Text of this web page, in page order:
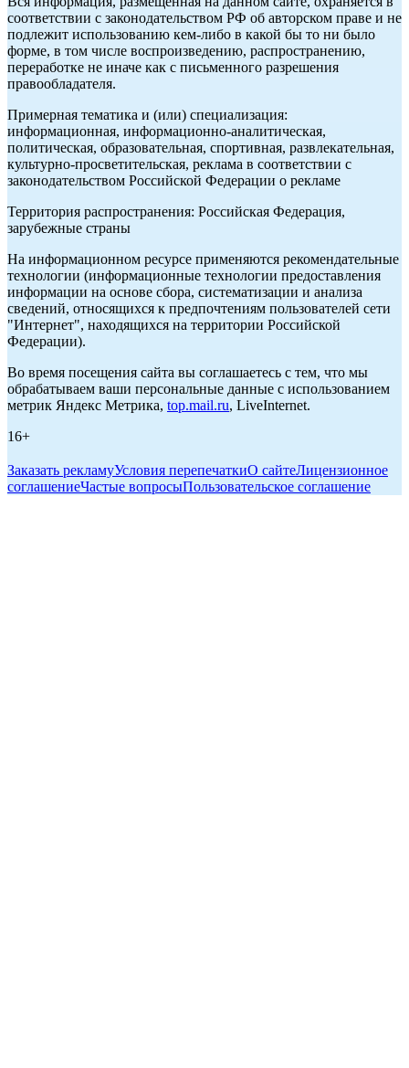
соответствии с законодательством РФ об авторском праве и не
подлежит использованию кем-либо в какой бы то ни было
форме, в том числе воспроизведению, распространению,
переработке не иначе как с письменного разрешения
правообладателя.
Примерная тематика и (или) специализация:
информационная, информационно-аналитическая,
политическая, образовательная, спортивная, развлекательная,
культурно-просветительская, реклама в соответствии с
законодательством Российской Федерации о рекламе
Территория распространения: Российская Федерация,
зарубежные страны
На информационном ресурсе применяются рекомендательные
технологии (информационные технологии предоставления
информации на основе сбора, систематизации и анализа
сведений, относящихся к предпочтениям пользователей сети
"Интернет", находящихся на территории Российской
Федерации).
Во время посещения сайта вы соглашаетесь с тем, что мы
обрабатываем ваши персональные данные с использованием
метрик Яндекс Метрика, top.mail.ru, LiveInternet.
16+
Заказать рекламуУсловия перепечаткиО сайтеЛицензионное
соглашениеЧастые вопросыПользовательское соглашение